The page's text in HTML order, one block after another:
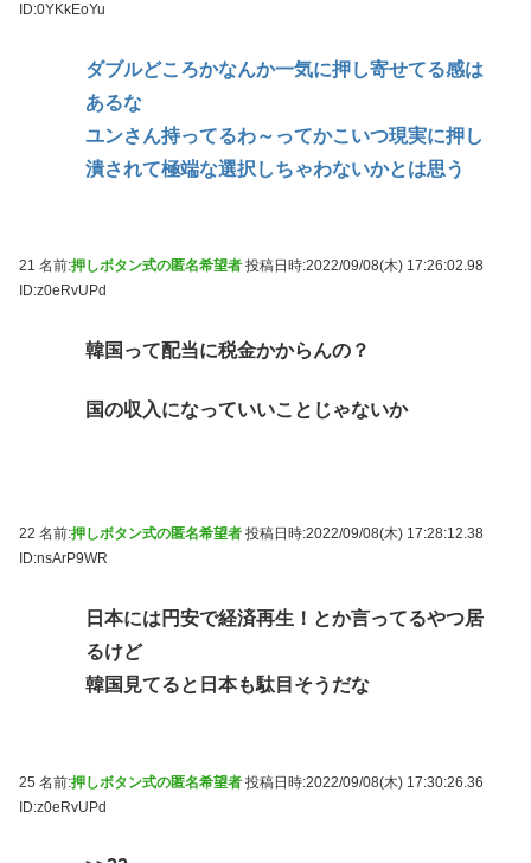
ID:0YKkEoYu
ダブルどころかなんか一気に押し寄せてる感は
あるな
ユンさん持ってるわ～ってかこいつ現実に押し
潰されて極端な選択しちゃわないかとは思う
21 名前:押しボタン式の匿名希望者 投稿日時:2022/09/08(木) 17:26:02.98
ID:z0eRvUPd
韓国って配当に税金かからんの？
国の収入になっていいことじゃないか
22 名前:押しボタン式の匿名希望者 投稿日時:2022/09/08(木) 17:28:12.38
ID:nsArP9WR
日本には円安で経済再生！とか言ってるやつ居
るけど
韓国見てると日本も駄目そうだな
25 名前:押しボタン式の匿名希望者 投稿日時:2022/09/08(木) 17:30:26.36
ID:z0eRvUPd